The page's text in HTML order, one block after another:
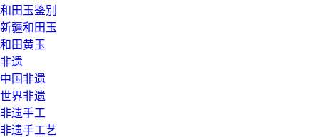
和田玉鉴别
新疆和田玉
和田黄玉
非遗
中国非遗
世界非遗
非遗手工
非遗手工艺